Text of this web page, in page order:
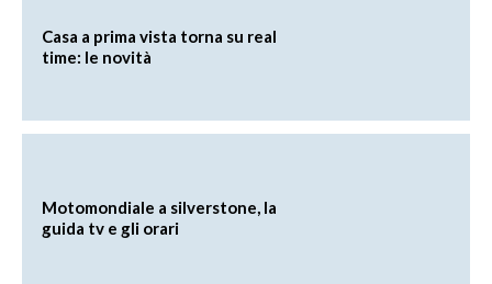
Casa a prima vista torna su real
time: le novità
Motomondiale a silverstone, la
guida tv e gli orari